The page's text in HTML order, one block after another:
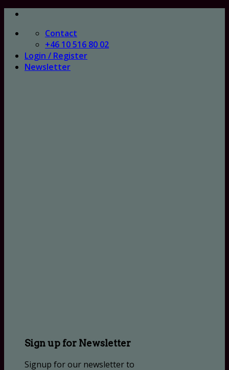
Skip
content
Contact
+46 10 516 80 02
Login / Register
Newsletter
Sign up for Newsletter
Signup for our newsletter to